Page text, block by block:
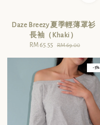
Daze Breezy 夏季輕薄罩衫
長袖（Khaki）
Sale
RM 65.55 Regular
RM 69.00
- 5%